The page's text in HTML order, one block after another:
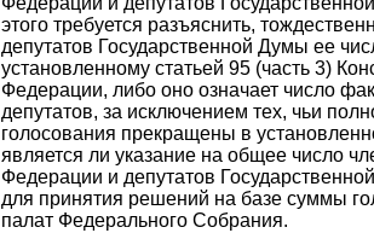
этого требуется разъяснить,
депутатов Государственной Думы ее
установленному статьей 95 (часть 3)
Федерации, либо оно означает число
депутатов, за исключением тех, чьи
голосования прекращены в
является ли указание на общее число
Федерации и депутатов
для принятия решений на базе суммы
палат Федерального Собрания.